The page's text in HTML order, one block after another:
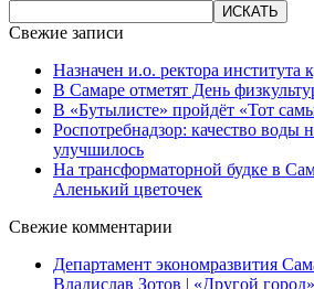
Свежие записи
Назначен и.о. ректора института
В Самаре отметят День
В «Бутылисте» пройдёт «Тот
Роспотребнадзор: качество воды
улучшилось
На трансформаторной будке в
Аленький цветочек
Свежие комментарии
Департамент экономразвития
Владислав Зотов | «Другой